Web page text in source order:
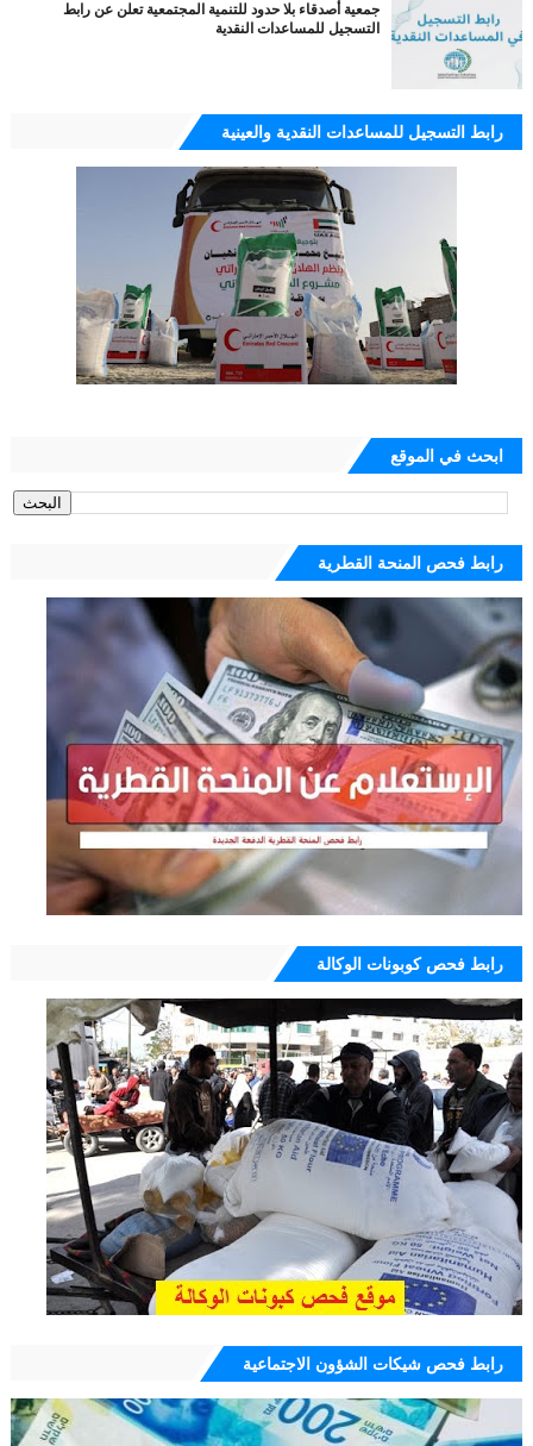
جمعية أصدقاء بلا حدود للتنمية المجتمعية تعلن عن رابط
التسجيل للمساعدات النقدية
رابط التسجيل للمساعدات النقدية والعينية
ابحث في الموقع
رابط فحص المنحة القطرية
رابط فحص كوبونات الوكالة
رابط فحص شيكات الشؤون الاجتماعية